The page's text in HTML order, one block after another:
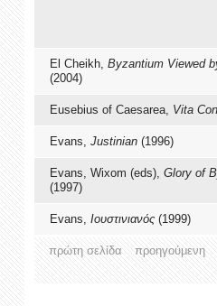
El Cheikh, Byzantium Viewed
(2004)
Eusebius of Caesarea, Vita
Evans, Justinian (1996)
Evans, Wixom (eds), Glory of
(1997)
Evans, Ιουστινιανός (1999)
πρώτη σελίδα προηγούμενη